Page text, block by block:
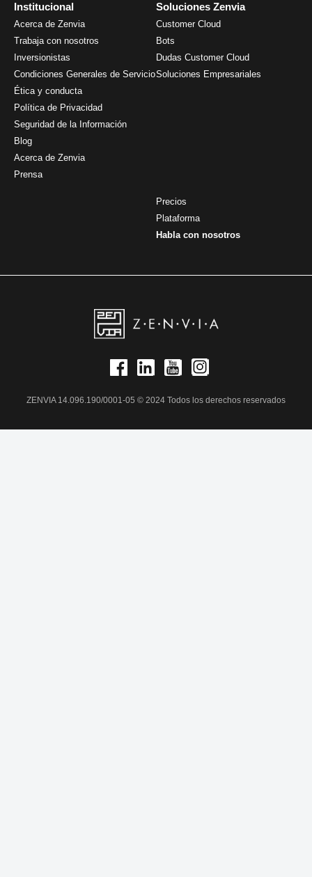
Institucional
Acerca de Zenvia
Trabaja con nosotros
Inversionistas
Condiciones Generales de Servicio
Ética y conducta
Política de Privacidad
Seguridad de la Información
Blog
Acerca de Zenvia
Prensa
Soluciones Zenvia
Customer Cloud
Bots
Dudas Customer Cloud
Soluciones Empresariales
Precios
Plataforma
Habla con nosotros
ZENVIA 14.096.190/0001-05 © 2024 Todos los derechos reservados